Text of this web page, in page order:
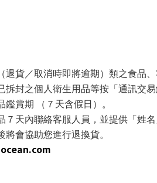
退貨／取消時即將逾期）類之食品
拆封之個人衛生用品等按「通訊交
賞期 （７天含假日）。
７天內聯絡客服人員，並提供「姓
將會協助您進行退換貨。